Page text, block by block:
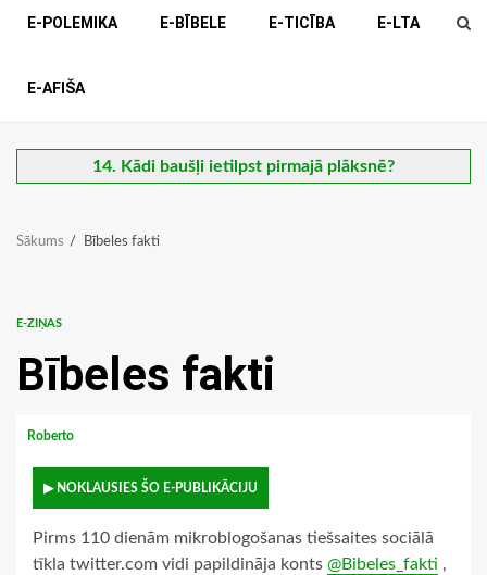
E-POLEMIKA E-BĪBELE E-TICĪBA E-LTA
E-AFIŠA
14. Kādi baušļi ietilpst pirmajā plāksnē?
Sākums Bībeles fakti
E-ZIŅAS
Bībeles fakti
Roberto
▶ NOKLAUSIES ŠO E-PUBLIKĀCIJU
Pirms 110 dienām mikroblogošanas tiešsaites sociālā
tīkla twitter.com vidi papildināja konts @Bibeles_fakti ,